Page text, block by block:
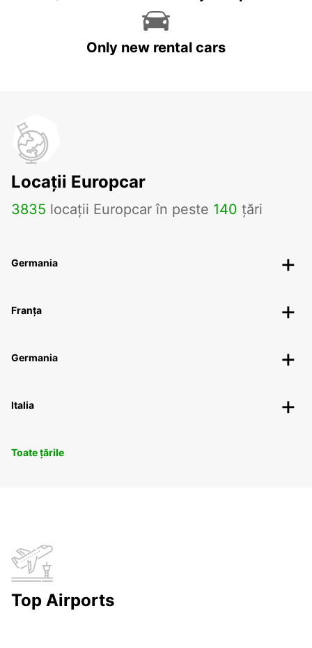
Only new rental cars
Locații Europcar
3835 locații Europcar în peste 140 țări
Germania
Franța
Germania
Italia
Toate țările
Top Airports